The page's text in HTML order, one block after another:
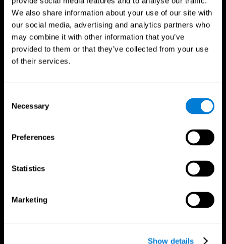
We also share information about your use of our site with
our social media, advertising and analytics partners who
may combine it with other information that you’ve
provided to them or that they’ve collected from your use
of their services.
Selection
Necessary
Preferences
Statistics
Marketing
Show details